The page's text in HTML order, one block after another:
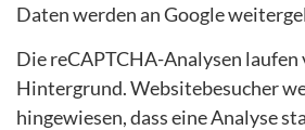
Daten werden an Google
Die reCAPTCHA-Analysen
Hintergrund. Websitebesucher
hingewiesen, dass eine Analyse